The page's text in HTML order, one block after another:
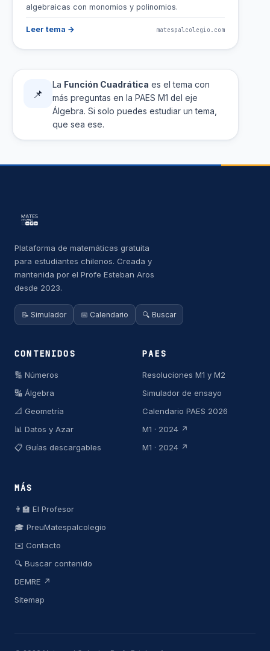
algebraicas con monomios y polinomios.
Leer tema → matespalcolegio.com
📌
La Función Cuadrática es el tema con
más preguntas en la PAES M1 del eje
Álgebra. Si solo puedes estudiar un tema,
que sea ese.
Plataforma de matemáticas gratuita
para estudiantes chilenos. Creada y
mantenida por el Profe Esteban Aros
desde 2023.
📝 Simulador 📅 Calendario 🔍 Buscar
CONTENIDOS
🔢 Números
🔣 Álgebra
📐 Geometría
📊 Datos y Azar
📋 Guías descargables
PAES
Resoluciones M1 y M2
Simulador de ensayo
Calendario PAES 2026
M1 · 2024 ↗
M1 · 2024 ↗
MÁS
👨‍🏫 El Profesor
🎓 PreuMatespalcolegio
✉️ Contacto
🔍 Buscar contenido
DEMRE ↗
Sitemap